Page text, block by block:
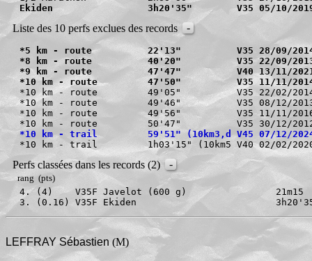
Ekiden                 3h20'35"        V35 05/10/
Liste des 10 perfs exclues des records -
*5 km - route          22'13"          V35 28/09/
*8 km - route          40'20"          V35 22/09/
*9 km - route          47'47"          V40 13/11/
*10 km - route         47'50"          V35 11/11/
*10 km - route         49'05"          V35 22/02/
*10 km - route         49'46"          V35 08/12/
*10 km - route         49'56"          V35 11/11/
*10 km - trail         59'51" (10km3,d V45 07/
Perfs classées dans les records (2) -
rang (pts)
4. (4)    V35F Javelot (600 g)                21m15
3. (0.16) V35F Ekiden
LEFFRAY Sébastien (M)